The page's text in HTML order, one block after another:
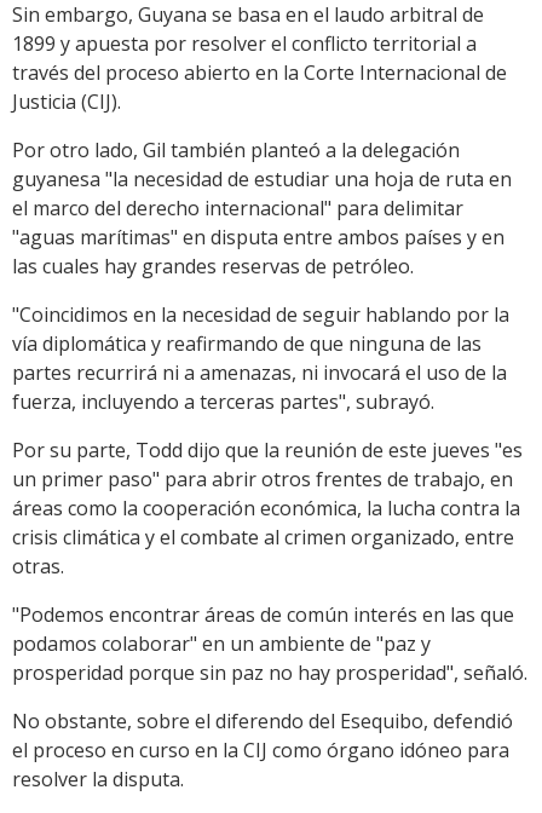
Sin embargo, Guyana se basa en el laudo arbitral de
1899 y apuesta por resolver el conflicto territorial a
través del proceso abierto en la Corte Internacional de
Justicia (CIJ).
Por otro lado, Gil también planteó a la delegación
guyanesa "la necesidad de estudiar una hoja de ruta en
el marco del derecho internacional" para delimitar
"aguas marítimas" en disputa entre ambos países y en
las cuales hay grandes reservas de petróleo.
"Coincidimos en la necesidad de seguir hablando por la
vía diplomática y reafirmando de que ninguna de las
partes recurrirá ni a amenazas, ni invocará el uso de la
fuerza, incluyendo a terceras partes", subrayó.
Por su parte, Todd dijo que la reunión de este jueves "es
un primer paso" para abrir otros frentes de trabajo, en
áreas como la cooperación económica, la lucha contra la
crisis climática y el combate al crimen organizado, entre
otras.
"Podemos encontrar áreas de común interés en las que
podamos colaborar" en un ambiente de "paz y
prosperidad porque sin paz no hay prosperidad", señaló.
No obstante, sobre el diferendo del Esequibo, defendió
el proceso en curso en la CIJ como órgano idóneo para
resolver la disputa.